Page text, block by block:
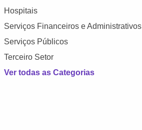
Hospitais
Serviços Financeiros e Administrativos
Serviços Públicos
Terceiro Setor
Ver todas as Categorias